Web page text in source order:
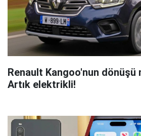
Renault Kangoo'nun dönüşü
Artık elektrikli!